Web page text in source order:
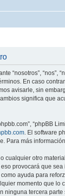
“nos”,
En caso
avisarle, sin
significa que
“phpBB
. El software
Para más
otro
provocará que
ayuda para
momento que
tercera